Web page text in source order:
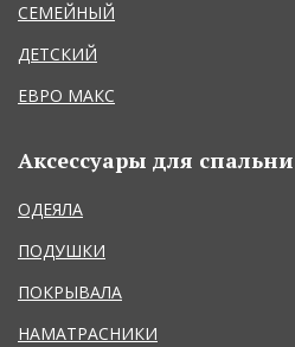
СЕМЕЙНЫЙ
ДЕТСКИЙ
ЕВРО МАКС
Аксессуары для спальни
ОДЕЯЛА
ПОДУШКИ
ПОКРЫВАЛА
НАМАТРАСНИКИ